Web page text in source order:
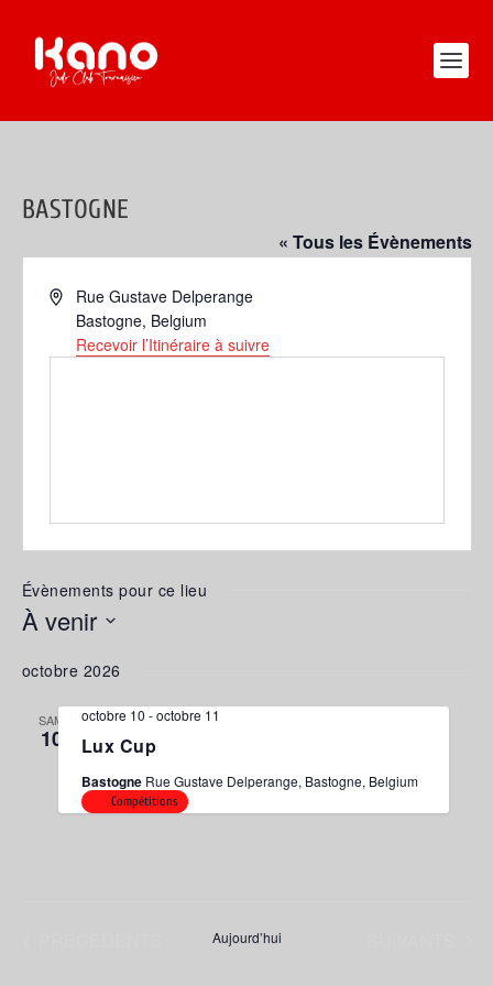
BASTOGNE
« Tous les Évènements
AdresseRue Gustave Delperange
Bastogne, Belgium
Recevoir l’Itinéraire à suivre
Évènements pour ce lieu
À venir
une
octobre 2026
SAM
10 Lux Cup
octobre 10 -octobre 11
Bastogne Rue Gustave Delperange, Bastogne, Belgium
Compétitions
Aujourd’hui